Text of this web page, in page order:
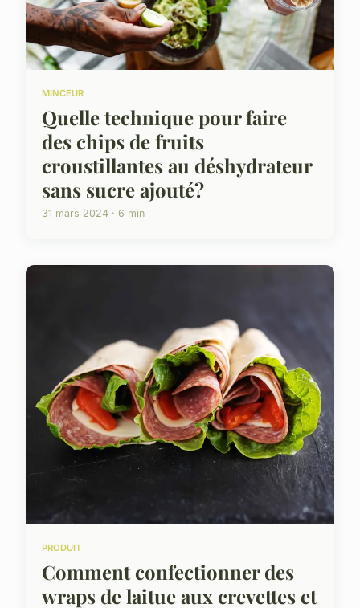
MINCEUR
Quelle technique pour faire
des chips de fruits
croustillantes au déshydrateur
sans sucre ajouté?
31 mars 2024 · 6 min
PRODUIT
Comment confectionner des
wraps de laitue aux crevettes et